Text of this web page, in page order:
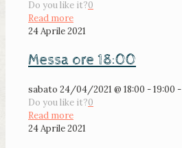
Do you like it?0
Read more
24 Aprile 2021
Messa ore 18:00
sabato 24/04/2021 @ 18:00 - 19:00 -
Do you like it?0
Read more
24 Aprile 2021